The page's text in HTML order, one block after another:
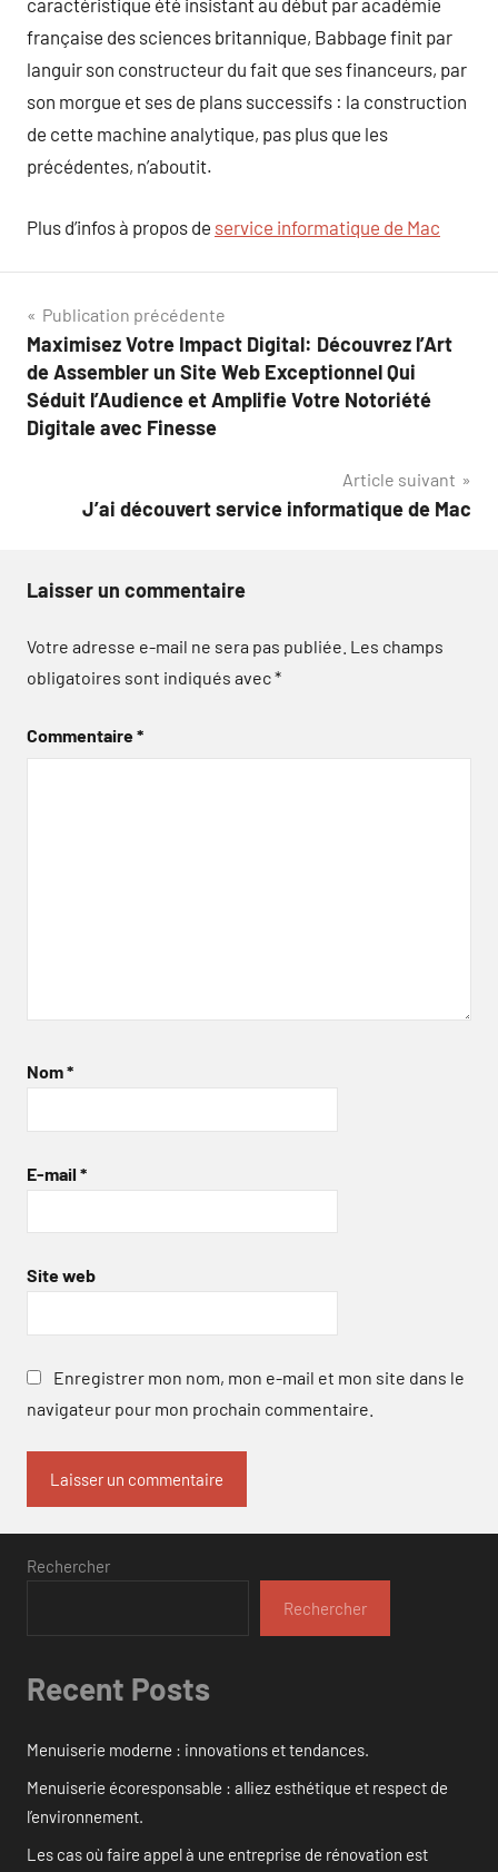
caractéristique été insistant au début par académie
française des sciences britannique, Babbage finit par
languir son constructeur du fait que ses financeurs, par
son morgue et ses de plans successifs : la construction
de cette machine analytique, pas plus que les
précédentes, n’aboutit.
Plus d’infos à propos de service informatique de Mac
Navigation
de
l’article
Publication précédente
Maximisez Votre Impact Digital: Découvrez l’Art
de Assembler un Site Web Exceptionnel Qui
Séduit l’Audience et Amplifie Votre Notoriété
Digitale avec Finesse
Article suivant
J’ai découvert service informatique de Mac
Laisser un commentaire
Votre adresse e-mail ne sera pas publiée. Les champs
obligatoires sont indiqués avec*
Commentaire*
Nom*
E-mail *
Site web
Enregistrer mon nom, mon e-mail et mon site dans le
navigateur pour mon prochain commentaire.
Rechercher
Rechercher
Recent Posts
Menuiserie moderne : innovations et tendances.
Menuiserie écoresponsable : alliez esthétique et respect de
l’environnement.
Les cas où faire appel à une entreprise de rénovation est